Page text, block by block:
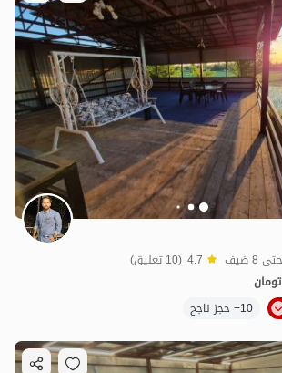
7.8مليون ت 4.7
4.7 (10 تعليق)
تومان
10+ حجز ناجح